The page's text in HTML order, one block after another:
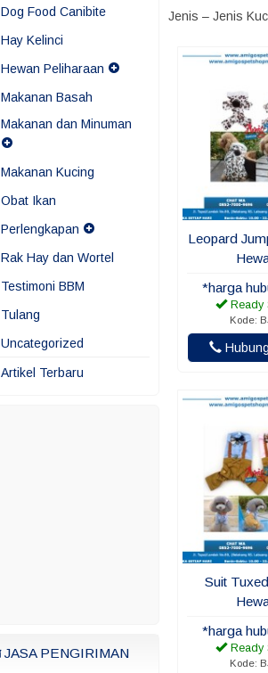
Dog Food Canibite
Hay Kelinci
Hewan Peliharaan
Makanan Basah
Makanan dan Minuman
Makanan Kucing
Obat Ikan
Perlengkapan
Rak Hay dan Wortel
Testimoni BBM
Tulang
Uncategorized
Artikel Terbaru
JASA PENGIRIMAN
Jenis – Jenis
Leopard
*harga
Ready
Kode:
Suit
*harga
Ready
Kode: